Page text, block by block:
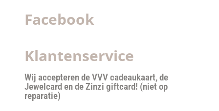
Facebook
Klantenservice
Wij accepteren de VVV cadeaukaart, de
Jewelcard en de Zinzi giftcard! (niet op
reparatie)